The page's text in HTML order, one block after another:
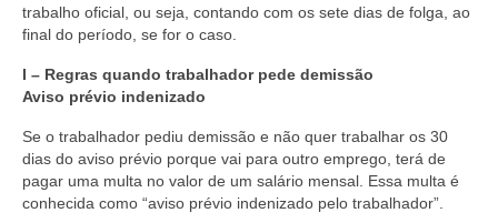
trabalho oficial, ou seja, contando com os sete dias de folga, ao
final do período, se for o caso.
I – Regras quando trabalhador pede demissão
Aviso prévio indenizado
Se o trabalhador pediu demissão e não quer trabalhar os 30
dias do aviso prévio porque vai para outro emprego, terá de
pagar uma multa no valor de um salário mensal. Essa multa é
conhecida como “aviso prévio indenizado pelo trabalhador”.